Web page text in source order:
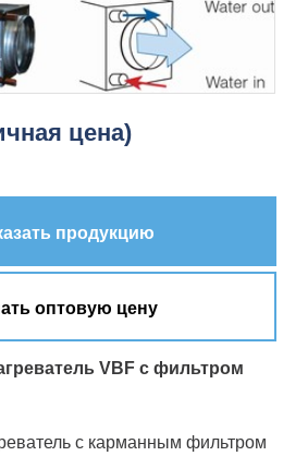
цена)
продукцию
оптовую цену
VBF с фильтром
с карманным фильтром